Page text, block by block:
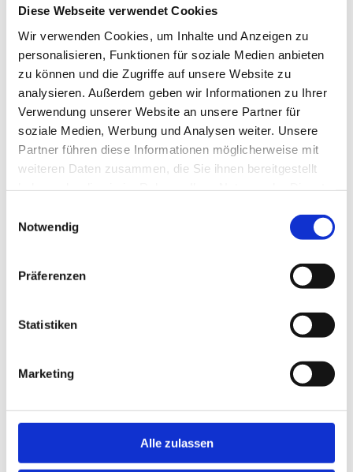
Diese Webseite verwendet Cookies
Wir verwenden Cookies, um Inhalte und Anzeigen zu
personalisieren, Funktionen für soziale Medien anbieten
zu können und die Zugriffe auf unsere Website zu
analysieren. Außerdem geben wir Informationen zu Ihrer
Verwendung unserer Website an unsere Partner für
soziale Medien, Werbung und Analysen weiter. Unsere
Partner führen diese Informationen möglicherweise mit
weiteren Daten zusammen, die Sie ihnen bereitgestellt
Notwendig
Präferenzen
Statistiken
Marketing
Alle zulassen
Servicetechniker im Außendienst /
Mechatroniker deutschlandweit –
Inbetriebnahme & Montage
(m/w/d) – Einsatzgebiet
Deutschland/Österreich
KRONES Service Europe GmbH
Premium
4 Wochen
Servicetechniker im Außendienst /
Premium
Geschäftsführer / CEO /
Betriebsleiter (m/w/d) Home